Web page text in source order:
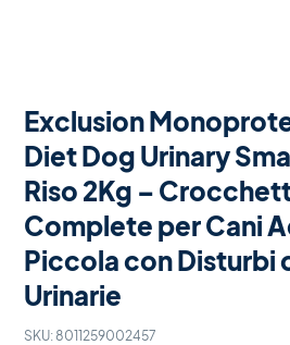
Exclusion
Diet Dog Urinary
Riso 2Kg –
Complete per Cani
Piccola con Disturbi
Urinarie
SKU:8011259002457